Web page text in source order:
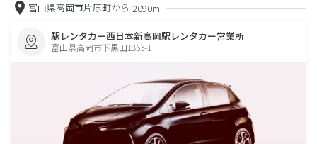
富山県高岡市片原町から 2090m
駅レンタカー西日本新高岡駅レンタカー営業所
富山県高岡市下黒田1863-1